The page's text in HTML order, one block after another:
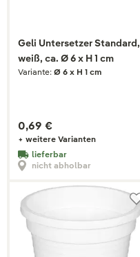
Geli Untersetzer Standard,
weiß, ca. Ø 6 x H 1 cm
Variante: Ø 6 x H 1 cm
0,69 €
+ weitere Varianten
lieferbar
nicht abholbar